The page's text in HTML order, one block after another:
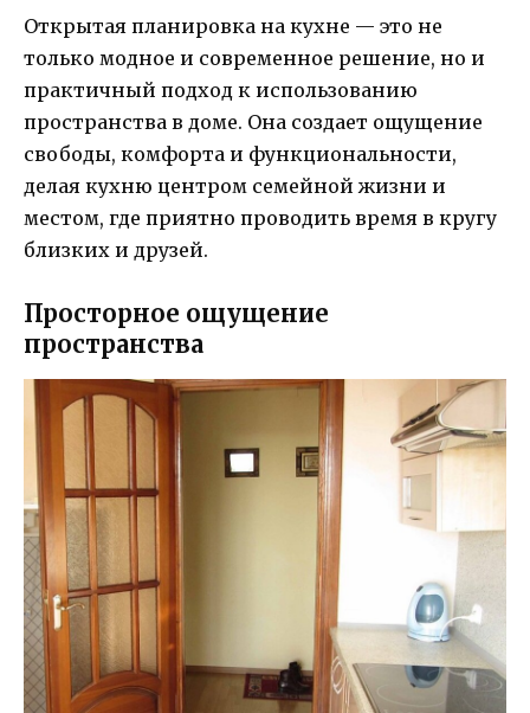
Открытая планировка на кухне — это не
только модное и современное решение, но и
практичный подход к использованию
пространства в доме. Она создает ощущение
свободы, комфорта и функциональности,
делая кухню центром семейной жизни и
местом, где приятно проводить время в кругу
близких и друзей.
Просторное ощущение
пространства